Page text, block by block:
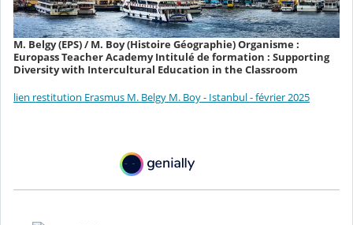
M. Belgy (EPS) / M. Boy (Histoire Géographie) Organisme :
Europass Teacher Academy Intitulé de formation : Supporting
Diversity with Intercultural Education in the Classroom
lien restitution Erasmus M. Belgy M. Boy - Istanbul - février 2025